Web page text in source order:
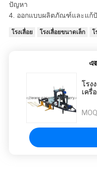
ปัญหา
4. ออกแบบผลิตภัณฑ์และแก้
โรงเลื่อย โรงเลื่อยขนาดเล็ก โ
โรง
เครื่